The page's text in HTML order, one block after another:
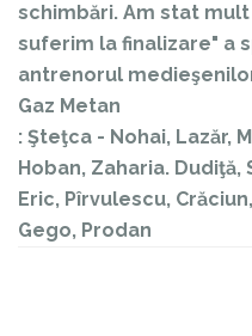
schimbări. Am stat
suferim la finalizare" a
antrenorul
Gaz Metan
: Şteţca - Nohai, Lazăr,
Hoban, Zaharia.
Eric, Pîrvulescu,
Gego, Prodan